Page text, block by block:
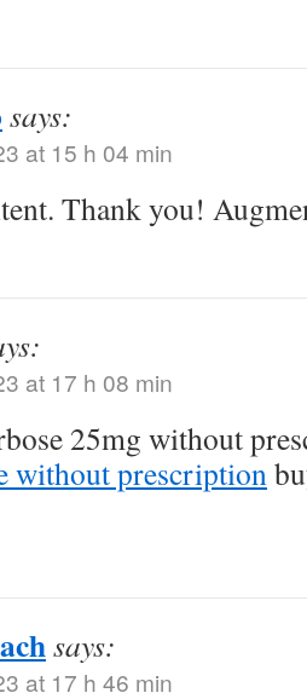
says:
at 15 h 04 min
Thank you!
at 17 h 08 min
25mg without
without prescription
says:
at 17 h 46 min